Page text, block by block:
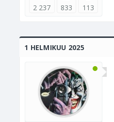
2 237 833 113
1 HELMIKUU 2025